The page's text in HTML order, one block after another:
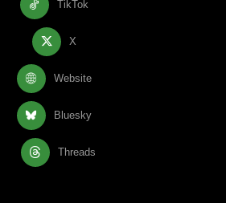
TikTok
X
Website
Bluesky
Threads